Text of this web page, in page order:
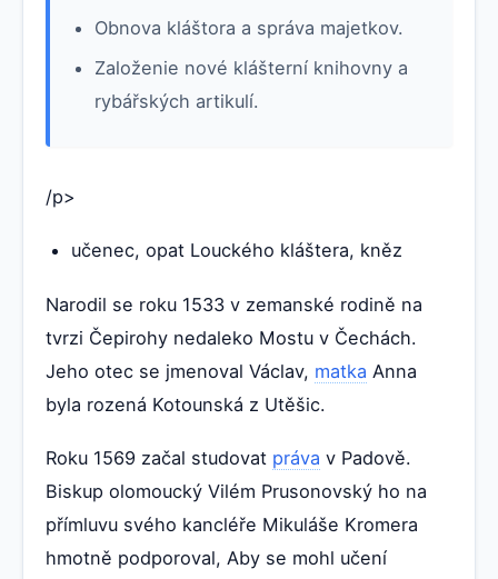
Obnova kláštora a správa majetkov.
Založenie nové klášterní knihovny a
rybářských artikulí.
/p>
učenec, opat Louckého kláštera, kněz
Narodil se roku 1533 v zemanské rodině na
tvrzi Čepirohy nedaleko Mostu v Čechách.
Jeho otec se jmenoval Václav, matka Anna
byla rozená Kotounská z Utěšic.
Roku 1569 začal studovat práva v Padově.
Biskup olomoucký Vilém Prusonovský ho na
přímluvu svého kancléře Mikuláše Kromera
hmotně podporoval, Aby se mohl učení